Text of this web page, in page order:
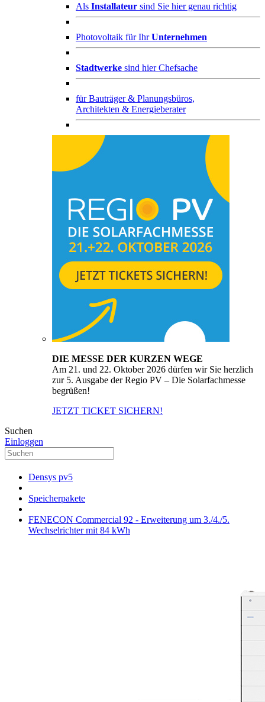
Als Installateur sind Sie hier genau richtig
Photovoltaik für IhrUnternehmen
Stadtwerke sind hier Chefsache
fürBauträger & Planungsbüros,
Architekten & Energieberater
DIE MESSE DER KURZEN WEGE
Am 21. und 22. Oktober 2026 dürfen wir Sie herzlich
zur 5. Ausgabe der Regio PV – Die Solarfachmesse
begrüßen!
JETZT TICKET SICHERN!
Suchen
Einloggen
Densys pv5
Speicherpakete
FENECON Commercial 92 - Erweiterung um 3./4./5.
Wechselrichter mit 84 kWh